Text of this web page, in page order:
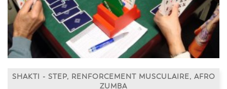
SHAKTI - STEP, RENFORCEMENT MUSCULAIRE, AFRO
ZUMBA